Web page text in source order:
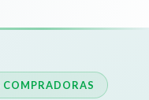
COMPRADORAS